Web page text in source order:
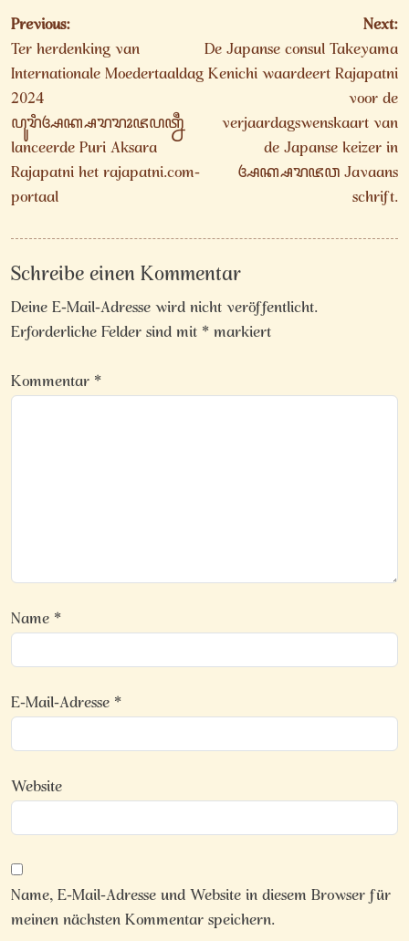
Beitragsnavigation
Previous:
Ter herdenking van
Internationale Moedertaaldag
2024
ꦥꦸꦫꦶꦄꦏ꧀ꦱꦫꦫꦴꦗꦥꦠ꧀ꦤꦷ
lanceerde Puri Aksara
Rajapatni het rajapatni.com-
portaal
Next:
De Japanse consul Takeyama
Kenichi waardeert Rajapatni
voor de
verjaardagswenskaart van
de Japanse keizer in
ꦄꦏ꧀ꦱꦫꦗꦮ Javaans
schrift.
Schreibe einen Kommentar
Deine E-Mail-Adresse wird nicht veröffentlicht.
Erforderliche Felder sind mit*markiert
Kommentar*
Name*
E-Mail-Adresse*
Website
Name, E-Mail-Adresse und Website in diesem Browser für
meinen nächsten Kommentar speichern.